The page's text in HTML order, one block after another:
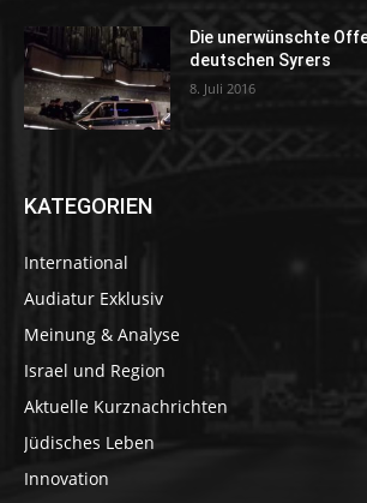
Die unerwünschte
deutschen Syrers
8. Juli 2016
KATEGORIEN
International
Audiatur Exklusiv
Meinung & Analyse
Israel und Region
Aktuelle Kurznachrichten
Jüdisches Leben
Innovation